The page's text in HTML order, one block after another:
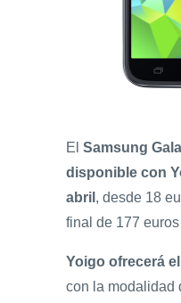
El Samsung
disponible con
abril , desde 18
final de 177
Yoigo ofrecerá
con la modalidad